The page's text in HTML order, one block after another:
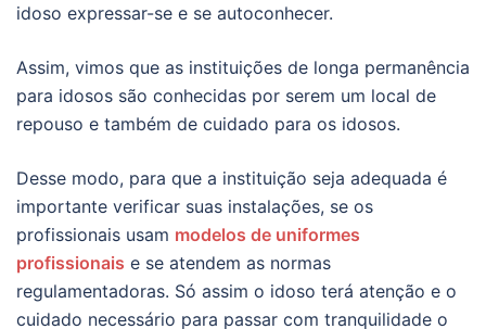
idoso expressar-se e se autoconhecer.
Assim, vimos que as instituições de longa permanência
para idosos são conhecidas por serem um local de
repouso e também de cuidado para os idosos.
Desse modo, para que a instituição seja adequada é
importante verificar suas instalações, se os
profissionais usam modelos de uniformes
profissionais e se atendem as normas
regulamentadoras. Só assim o idoso terá atenção e o
cuidado necessário para passar com tranquilidade o